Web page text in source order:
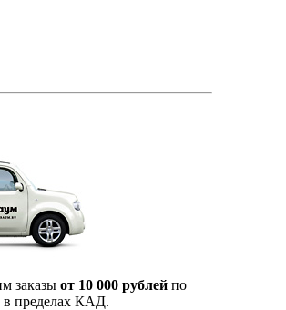
заказы от 10 000 рублей по
в пределах КАД.